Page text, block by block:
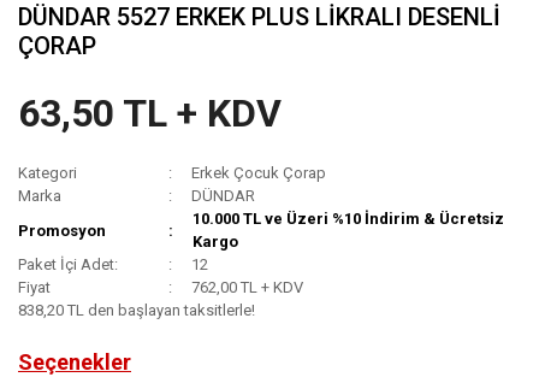
DÜNDAR 5527 ERKEK PLUS LİKRALI DESENLİ
ÇORAP
63,50 TL + KDV
Kategori
Erkek Çocuk Çorap
Marka
DÜNDAR
Promosyon
10.000 TL ve Üzeri %10 İndirim & Ücretsiz
Kargo
Paket İçi Adet:
12
Fiyat
762,00 TL + KDV
838,20 TL den başlayan taksitlerle!
Seçenekler